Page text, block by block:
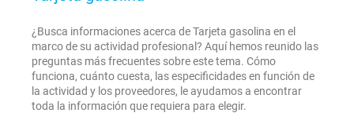
¿Busca informaciones acerca de Tarjeta gasolina en el
marco de su actividad profesional? Aquí hemos reunido las
preguntas más frecuentes sobre este tema. Cómo
funciona, cuánto cuesta, las especificidades en función de
la actividad y los proveedores, le ayudamos a encontrar
toda la información que requiera para elegir.